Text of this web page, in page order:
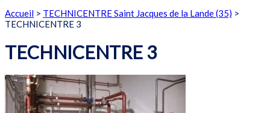
Accueil > TECHNICENTRE Saint Jacques de la Lande (35) >
TECHNICENTRE 3
TECHNICENTRE 3